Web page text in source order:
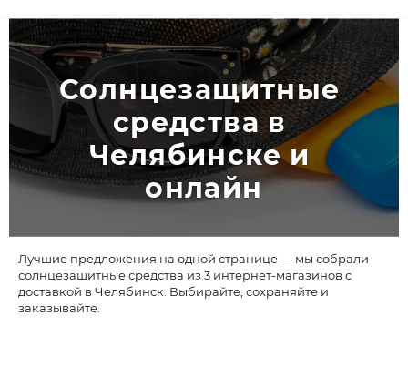
Солнцезащитные
средства в
Челябинске и
онлайн
Лучшие предложения на одной странице — мы собрали
солнцезащитные средства из 3 интернет-магазинов с
доставкой в Челябинск. Выбирайте, сохраняйте и
заказывайте.